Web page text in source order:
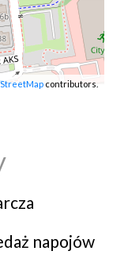
contributors.
napojów